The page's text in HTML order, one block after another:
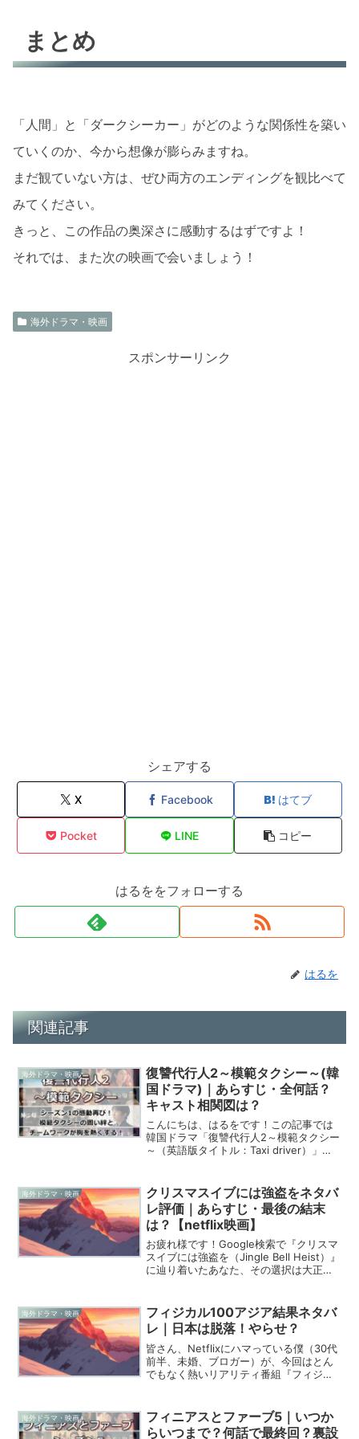
まとめ
「人間」と「ダークシーカー」がどのような関係性を築い
ていくのか、今から想像が膨らみますね。
まだ観ていない方は、ぜひ両方のエンディングを観比べて
みてください。
きっと、この作品の奥深さに感動するはずですよ！
それでは、また次の映画で会いましょう！
海外ドラマ・映画
スポンサーリンク
シェアする
X Facebook はてブ
Pocket LINE コピー
はるををフォローする
はるを
関連記事
海外ドラマ・映画
復讐代行人2～模範タクシー～(韓
国ドラマ)｜あらすじ・全何話？
キャスト相関図は？
こんにちは、はるをです！この記事では
韓国ドラマ「復讐代行人2～模範タクシー
～（英語版タイトル：Taxi driver）」に
シー会社として活動しながら、裏では法
で裁けな...
海外ドラマ・映画
クリスマスイブには強盗をネタバ
レ評価｜あらすじ・最後の結末
は？【netflix映画】
お疲れ様です！Google検索で『クリスマ
スイブには強盗を（Jingle Bell Heist）』
に辿り着いたあなた、その選択は大正解
ファンタジーを想像しますよね。でも...
海外ドラマ・映画
フィジカル100アジア結果ネタバ
レ｜日本は脱落！やらせ？
皆さん、Netflixにハマっている僕（30代
前半、未婚、ブロガー）が、今回はとん
でもなく熱いリアリティ番組『フィジカ
ら立ち上がれなくなっちゃいましたよ。
Googl...
海外ドラマ・映画
フィニアスとファーブ5｜いつか
らいつまで？何話で最終回？裏設